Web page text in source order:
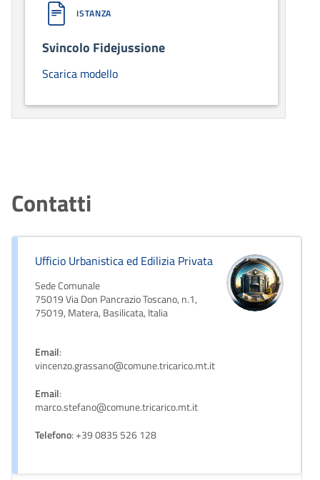
ISTANZA
Svincolo Fidejussione
Scarica modello
Contatti
Ufficio Urbanistica ed Edilizia Privata
Sede Comunale
75019 Via Don Pancrazio Toscano, n.1,
75019, Matera, Basilicata, Italia
Email:
vincenzo.grassano@comune.tricarico.mt.it
Email:
marco.stefano@comune.tricarico.mt.it
Telefono: +39 0835 526 128